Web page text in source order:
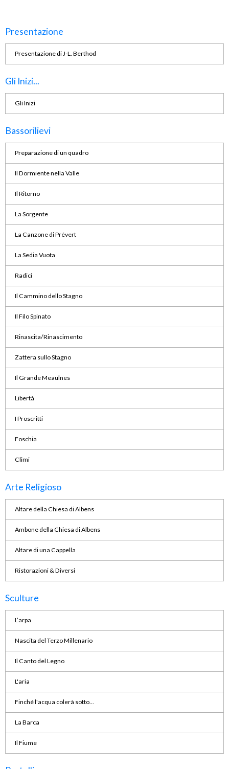
Presentazione
Presentazione di J-L. Berthod
Gli Inizi...
Gli Inizi
Bassorilievi
Preparazione di un quadro
Il Dormiente nella Valle
Il Ritorno
La Sorgente
La Canzone di Prévert
La Sedia Vuota
Radici
Il Cammino dello Stagno
Il Filo Spinato
Rinascita/Rinascimento
Zattera sullo Stagno
Il Grande Meaulnes
Libertà
I Proscritti
Foschia
Climi
Arte Religioso
Altare della Chiesa di Albens
Ambone della Chiesa di Albens
Altare di una Cappella
Ristorazioni & Diversi
Sculture
L’arpa
Nascita del Terzo Millenario
Il Canto del Legno
L'aria
Finché l'acqua colerà sotto...
La Barca
Il Fiume